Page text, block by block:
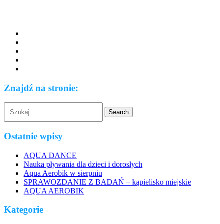
Znajdź na stronie:
Ostatnie wpisy
AQUA DANCE
Nauka pływania dla dzieci i dorosłych
Aqua Aerobik w sierpniu
SPRAWOZDANIE Z BADAŃ – kąpielisko miejskie
AQUA AEROBIK
Kategorie